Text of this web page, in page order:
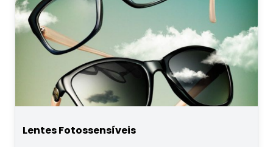
Lentes Fotossensíveis